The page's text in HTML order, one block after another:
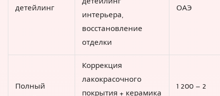
детейлинг
интерьера,
восстановление
отделки
ОАЭ
Полный
Коррекция
лакокрасочного
1 200 – 2